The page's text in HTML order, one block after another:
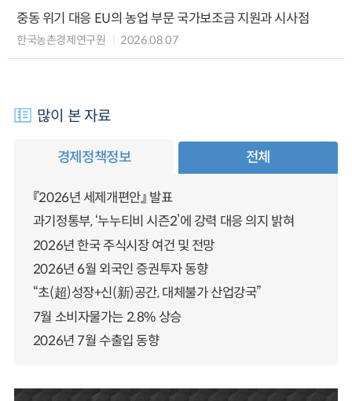
중동 위기 대응 EU의 농업 부문 국가보조금 지원과 시사점
한국농촌경제연구원 2026.08.07
많이 본 자료
경제정책정보 전체
『2026년 세제개편안』 발표
과기정통부, ‘누누티비 시즌2’에 강력 대응 의지 밝혀
2026년 한국 주식시장 여건 및 전망
2026년 6월 외국인 증권투자 동향
“초(超)성장+신(新)공간, 대체불가 산업강국”
7월 소비자물가는 2.8% 상승
2026년 7월 수출입 동향